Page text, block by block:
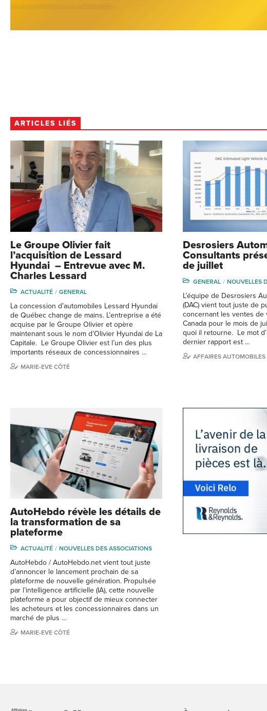
ARTICLES LIÉS
Le Groupe Olivier fait
l’acquisition de Lessard
Hyundai – Entrevue avec M.
Charles Lessard
ACTUALITÉ GENERAL
La concession d’automobiles Lessard Hyundai
de Québec change de mains. L’entreprise a été
acquise par le Groupe Olivier et opère
maintenant sous le nom d’Olivier Hyundai de La
Capitale. Le Groupe Olivier est l’un des plus
importants réseaux de concessionnaires …
MARIE-EVE CÔTÉ
Desrosiers
Consultants
de juillet
GENERAL NOUVELLES
L’équipe de Desrosiers
(DAC) vient tout juste de
concernant les ventes de
Canada pour le mois de
quoi il retourne. Le mot
dernier rapport est …
AFFAIRES AUTOMOBILES
AutoHebdo révèle les détails de
la transformation de sa
plateforme
ACTUALITÉ NOUVELLES DES ASSOCIATIONS
AutoHebdo / AutoHebdo.net vient tout juste
d’annoncer le lancement prochain de sa
plateforme de nouvelle génération. Propulsée
par l’intelligence artificielle (IA), cette nouvelle
plateforme a pour objectif de mieux connecter
les acheteurs et les concessionnaires dans un
marché de plus …
MARIE-EVE CÔTÉ